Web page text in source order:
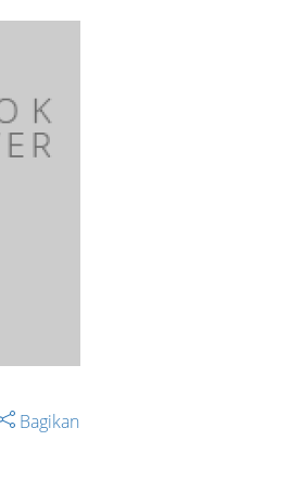
Bagikan